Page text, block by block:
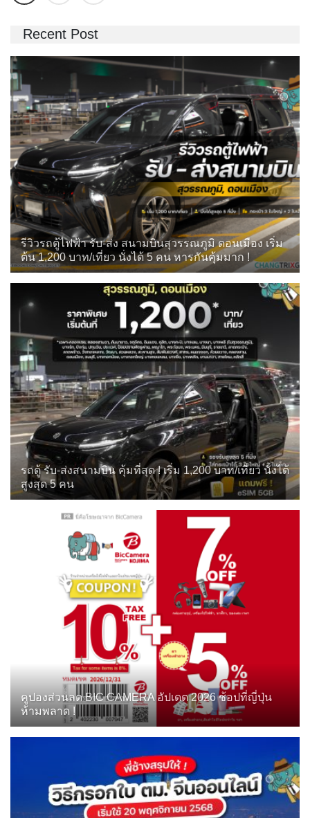
Recent Post
รีวิวรถตู้ไฟฟ้า รับ-ส่ง สนามบินสุวรรณภูมิ ดอนเมือง เริ่ม
ต้น 1,200 บาท/เที่ยว นั่งได้ 5 คน หารกันคุ้มมาก !
รถตู้ รับ-ส่งสนามบิน คุ้มที่สุด ! เริ่ม 1,200 บาท/เที่ยว นั่งได้
สูงสุด 5 คน
คูปองส่วนลด BIC CAMERA อัปเดต 2026 ช้อปที่ญี่ปุ่น
ห้ามพลาด !